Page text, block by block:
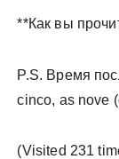
**Как вы
P.S. Время
cinco, as nove
(Visited 231